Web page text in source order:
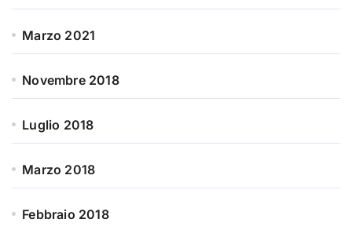
Marzo 2021
Novembre 2018
Luglio 2018
Marzo 2018
Febbraio 2018